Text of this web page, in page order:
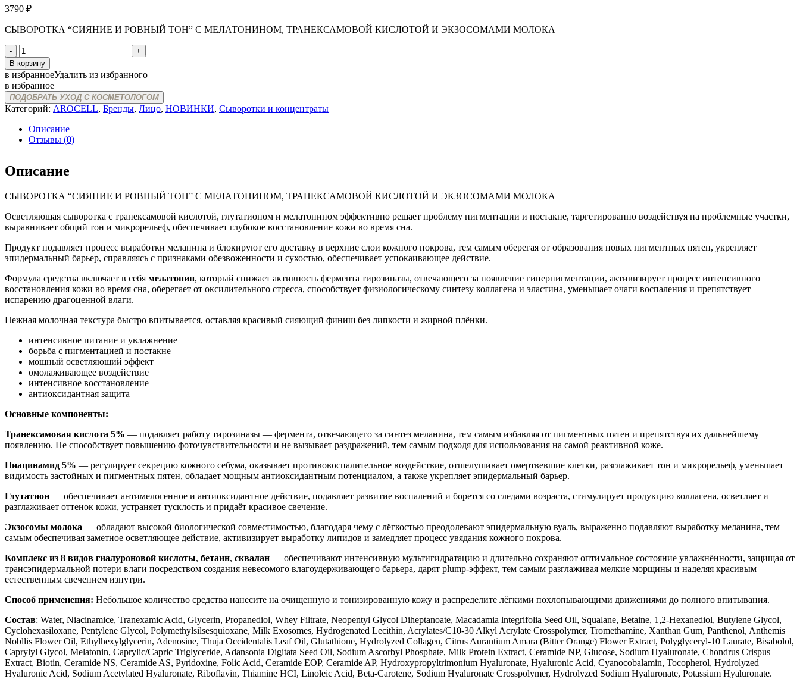
3790 ₽
СЫВОРОТКА “СИЯНИЕ И РОВНЫЙ ТОН” С МЕЛАТОНИНОМ, ТРАНЕКСАМОВОЙ КИСЛОТОЙ И ЭКЗОСОМАМИ МОЛОКА
Количество
товара
AROCELL
MELA
TXA
MILKY
DROP
AMPOULE
В корзину
в избранноеУдалить из избранного
в избранное
ПОДОБРАТЬ УХОД С КОСМЕТОЛОГОМ
Категорий: AROCELL, Бренды, Лицо, НОВИНКИ, Сыворотки и концентраты
Описание
Отзывы (0)
Описание
СЫВОРОТКА “СИЯНИЕ И РОВНЫЙ ТОН” С МЕЛАТОНИНОМ, ТРАНЕКСАМОВОЙ КИСЛОТОЙ И ЭКЗОСОМАМИ МОЛОКА
Осветляющая сыворотка с транексамовой кислотой, глутатионом и мелатонином эффективно решает проблему пигментации и постакне, таргетированно воздействуя на проблемные участки,
выравнивает общий тон и микрорельеф, обеспечивает глубокое восстановление кожи во время сна.
Продукт подавляет процесс выработки меланина и блокируют его доставку в верхние слои кожного покрова, тем самым оберегая от образования новых пигментных пятен, укрепляет
эпидермальный барьер, справляясь с признаками обезвоженности и сухостью, обеспечивает успокаивающее действие.
Формула средства включает в себя мелатонин, который снижает активность фермента тирозиназы, отвечающего за появление гиперпигментации, активизирует процесс интенсивного
восстановления кожи во время сна, оберегает от оксилительного стресса, способствует физиологическому синтезу коллагена и эластина, уменьшает очаги воспаления и препятствует
испарению драгоценной влаги.
Нежная молочная текстура быстро впитывается, оставляя красивый сияющий финиш без липкости и жирной плёнки.
интенсивное питание и увлажнение
борьба с пигментацией и постакне
мощный осветляющий эффект
омолаживающее воздействие
интенсивное восстановление
антиоксидантная защита
Основные компоненты:
Транексамовая кислота 5% — подавляет работу тирозиназы — фермента, отвечающего за синтез меланина, тем самым избавляя от пигментных пятен и препятствуя их дальнейшему
появлению. Не способствует повышению фоточувствительности и не вызывает раздражений, тем самым подходя для использования на самой реактивной коже.
Ниацинамид 5% — регулирует секрецию кожного себума, оказывает противовоспалительное воздействие, отшелушивает омертвевшие клетки, разглаживает тон и микрорельеф, уменьшает
видимость застойных и пигментных пятен, обладает мощным антиоксидантным потенциалом, а также укрепляет эпидермальный барьер.
Глутатион — обеспечивает антимелогенное и антиоксидантное действие, подавляет развитие воспалений и борется со следами возраста, стимулирует продукцию коллагена, осветляет и
разглаживает оттенок кожи, устраняет тусклость и придаёт красивое свечение.
Экзосомы молока — обладают высокой биологической совместимостью, благодаря чему с лёгкостью преодолевают эпидермальную вуаль, выраженно подавляют выработку меланина, тем
самым обеспечивая заметное осветляющее действие, активизирует выработку липидов и замедляет процесс увядания кожного покрова.
Комплекс из 8 видов гиалуроновой кислоты, бетаин, сквалан — обеспечивают интенсивную мультигидратацию и длительно сохраняют оптимальное состояние увлажнённости, защищая от
трансэпидермальной потери влаги посредством создания невесомого влагоудерживающего барьера, дарят plump-эффект, тем самым разглаживая мелкие морщины и наделяя красивым
естественным свечением изнутри.
Способ применения: Небольшое количество средства нанесите на очищенную и тонизированную кожу и распределите лёгкими похлопывающими движениями до полного впитывания.
Состав: Water, Niacinamice, Tranexamic Acid, Glycerin, Propanediol, Whey Filtrate, Neopentyl Glycol Diheptanoate, Macadamia lntegrifolia Seed Oil, Squalane, Betaine, 1,2-Hexanediol, Butylene Glycol,
Cyclohexasiloxane, Pentylene Glycol, Polymethylsilsesquioxane, Milk Exosomes, Hydrogenated Lecithin, Acrylates/C10-30 Alkyl Acrylate Crosspolymer, Tromethamine, Xanthan Gum, Panthenol, Anthemis
Nobllis Flower Oil, Ethylhexylglycerin, Adenosine, Thuja Occidentalis Leaf Oil, Glutathione, Hydrolyzed Collagen, Citrus Aurantium Amara (Bitter Orange) Flower Extract, Polyglyceryl-10 Laurate, Bisabolol,
Caprylyl Glycol, Melatonin, Caprylic/Capric Triglyceride, Adansonia Digitata Seed Oil, Sodium Ascorbyl Phosphate, Milk Protein Extract, Ceramide NP, Glucose, Sodium Hyaluronate, Chondrus Crispus
Extract, Biotin, Ceramide NS, Ceramide AS, Pyridoxine, Folic Acid, Ceramide EOP, Ceramide AP, Hydroxypropyltrimonium Hyaluronate, Hyaluronic Acid, Cyanocobalamin, Tocopherol, Hydrоlyzed
Hyaluronic Acid, Sodium Acetylated Hyaluronate, Riboflavin, Thiamine HCI, Linoleic Acid, Beta-Carotene, Sodium Hyaluronate Crosspolymer, Hydrolyzed Sodium Hyaluronate, Potassium Hyaluronate.